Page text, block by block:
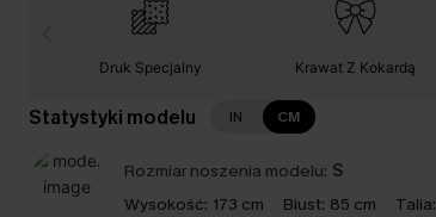
Druk Specjalny Krawat Z Kokardą
Statystyki modelu IN CM
Rozmiar noszenia modelu: S
Wysokość: 173 cm Biust: 85 cm Talia: